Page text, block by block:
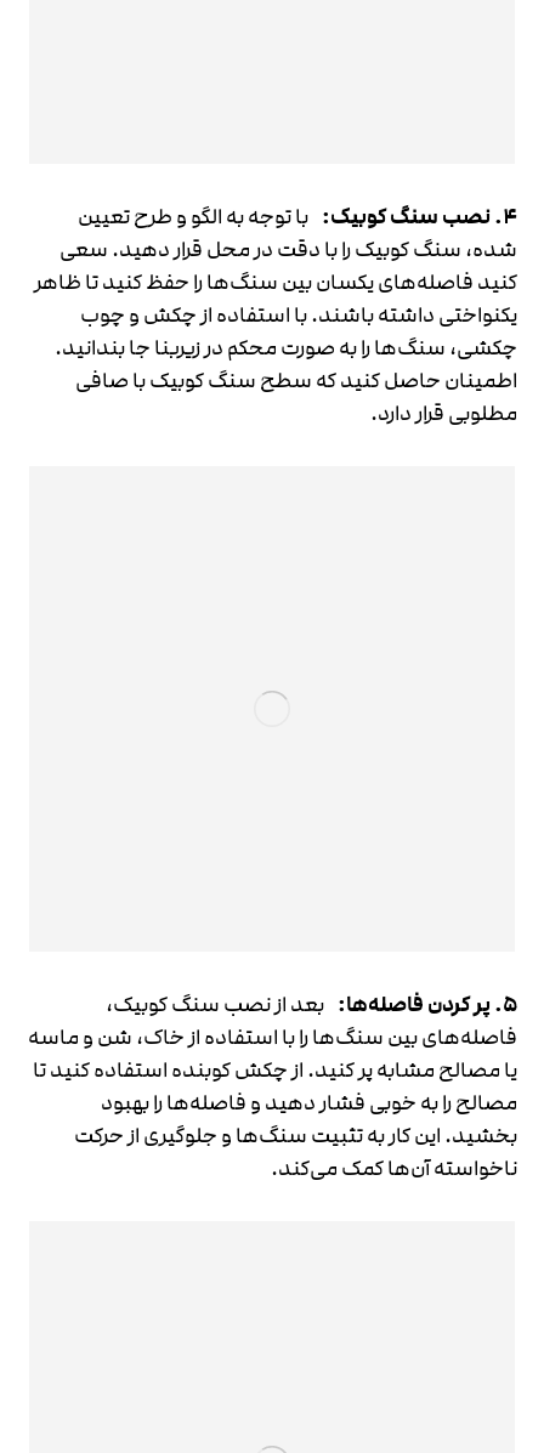
4. نصب سنگ کوبیک:
با توجه به الگو و طرح تعیین
شده، سنگ کوبیک را با دقت در محل قرار دهید. سعی
کنید فاصله‌های یکسان بین سنگ‌ها را حفظ کنید تا ظاهر
یکنواختی داشته باشند. با استفاده از چکش و چوب
چکشی، سنگ‌ها را به صورت محکم در زیربنا جا بندانید.
اطمینان حاصل کنید که سطح سنگ کوبیک با صافی
مطلوبی قرار دارد.
5. پر کردن فاصله‌ها:
بعد از نصب سنگ کوبیک،
فاصله‌های بین سنگ‌ها را با استفاده از خاک، شن و ماسه
یا مصالح مشابه پر کنید. از چکش کوبنده استفاده کنید تا
مصالح را به خوبی فشار دهید و فاصله‌ها را بهبود
بخشید. این کار به تثبیت سنگ‌ها و جلوگیری از حرکت
ناخواسته آن‌ها کمک می‌کند.